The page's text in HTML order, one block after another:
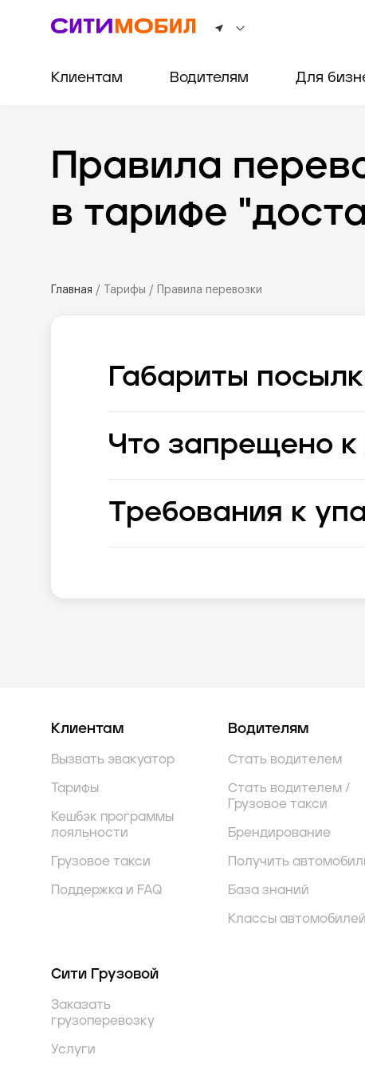
Клиентам Водителям Для
Правила
в тарифе
Главная / Тарифы / Правила перевозки
Габариты
Что запрещено к
Требования к
Клиентам
Вызвать эвакуатор
Тарифы
Кешбэк программы
лояльности
Грузовое такси
Поддержка и FAQ
Водителям
Стать водителем
Стать водителем /
Грузовое такси
Брендирование
Получить
База знаний
Классы автомобилей
Сити Грузовой
Заказать
грузоперевозку
Услуги